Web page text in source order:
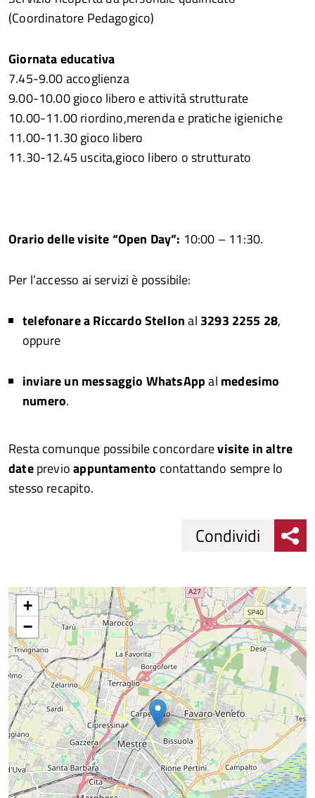
(Coordinatore Pedagogico)
Giornata educativa
7.45-9.00 accoglienza
9.00-10.00 gioco libero e attività strutturate
10.00-11.00 riordino,merenda e pratiche igieniche
11.00-11.30 gioco libero
11.30-12.45 uscita,gioco libero o strutturato
Orario delle visite “Open Day”: 10:00 – 11:30.
Per l’accesso ai servizi è possibile:
telefonare a Riccardo Stellonal 3293 2255 28,
oppure
inviare un messaggio WhatsAppal medesimo
numero.
Resta comunque possibile concordarevisite in altre
dateprevioappuntamento contattando sempre lo
stesso recapito.
su
Facebook
Condividi
su
Twitter
Condividi
su
Google
Plus
Condividi
su
Whatsapp
Condividi
+
−